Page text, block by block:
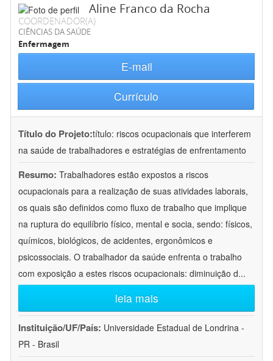
Aline Franco da Rocha
COORDENADOR(A)
CIÊNCIAS DA SAÚDE
Enfermagem
E-mail
Currículo
Título do Projeto:título: riscos ocupacionais que interferem
na saúde de trabalhadores e estratégias de enfrentamento
Resumo: Trabalhadores estão expostos a riscos
ocupacionais para a realização de suas atividades laborais,
os quais são definidos como fluxo de trabalho que implique
na ruptura do equilíbrio físico, mental e socia, sendo: físicos,
químicos, biológicos, de acidentes, ergonômicos e
psicossociais. O trabalhador da saúde enfrenta o trabalho
com exposição a estes riscos ocupacionais: diminuição d...
leia mais
Instituição/UF/País: Universidade Estadual de Londrina -
PR - Brasil